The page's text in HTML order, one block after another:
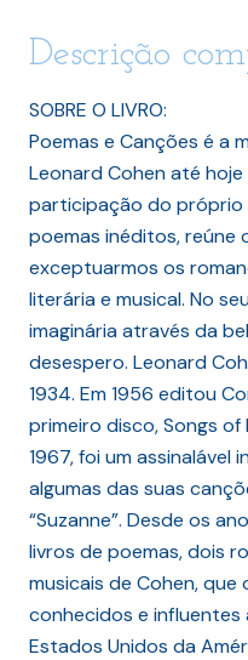
Descrição
SOBRE O LIVRO:
Poemas e Canções é a
Leonard Cohen até
participação do próprio
poemas inéditos,
exceptuarmos os
literária e musical. No
imaginária através da
desespero. Leonard
1934. Em 1956 editou
primeiro disco, Songs
1967, foi um assinalável
algumas das suas
“Suzanne”. Desde os
livros de poemas, dois
musicais de Cohen,
conhecidos e influentes
Estados Unidos da